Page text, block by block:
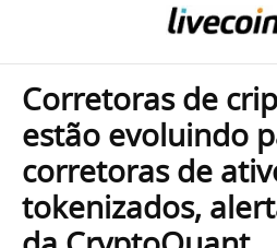
Corretoras de
estão evoluindo
corretoras de
tokenizados,